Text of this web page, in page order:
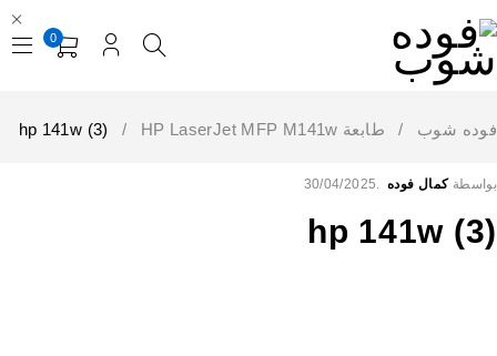
0
فوده شوب / طابعةHP LaserJet MFP M141w ‎ /
hp 141w (3)
بواسطة كمال فوده 30/04/2025
hp 141w (3)